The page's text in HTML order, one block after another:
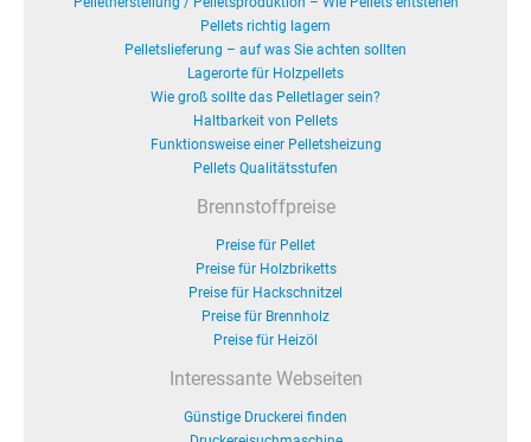
Pellets richtig lagern
Pelletslieferung – auf was Sie achten sollten
Lagerorte für Holzpellets
Wie groß sollte das Pelletlager sein?
Haltbarkeit von Pellets
Funktionsweise einer Pelletsheizung
Pellets Qualitätsstufen
Brennstoffpreise
Preise für Pellet
Preise für Holzbriketts
Preise für Hackschnitzel
Preise für Brennholz
Preise für Heizöl
Interessante Webseiten
Günstige Druckerei finden